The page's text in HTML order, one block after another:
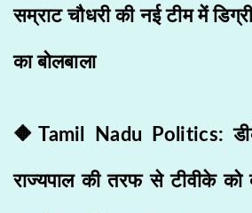
सम्राट चौधरी की नई टीम में
का बोलबाला
🔶Tamil Nadu Politics:
राज्यपाल की तरफ से टीवीके को